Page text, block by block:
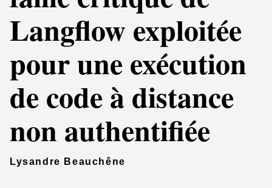
Langflow exploitée
pour une exécution
de code à distance
non authentifiée
Lysandre Beauchêne